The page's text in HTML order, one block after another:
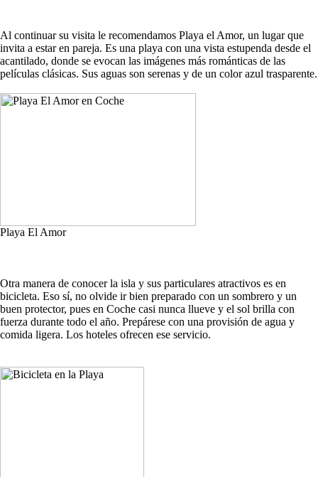
Al continuar su visita le recomendamos Playa el Amor, un lugar que
invita a estar en pareja. Es una playa con una vista estupenda desde el
acantilado, donde se evocan las imágenes más románticas de las
películas clásicas. Sus aguas son serenas y de un color azul trasparente.
Playa El Amor
Otra manera de conocer la isla y sus particulares atractivos es en
bicicleta. Eso sí, no olvide ir bien preparado con un sombrero y un
buen protector, pues en Coche casi nunca llueve y el sol brilla con
fuerza durante todo el año. Prepárese con una provisión de agua y
comida ligera. Los hoteles ofrecen ese servicio.